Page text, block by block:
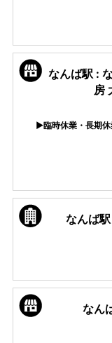
なんば駅 :
房
▶臨時休業・長期
なんば
なん